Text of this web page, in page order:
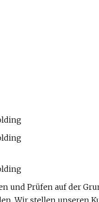
und Prüfen auf der